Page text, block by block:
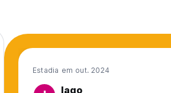
Estadia em out. 2024
Iago